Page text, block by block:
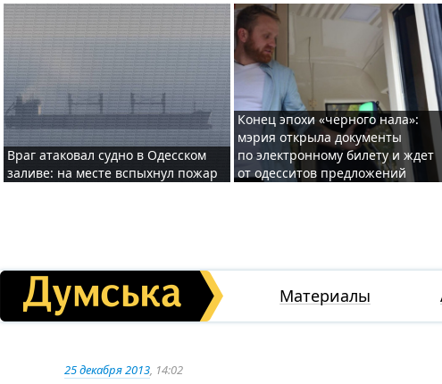
Враг атаковал судно в Одесском
заливе: на месте вспыхнул пожар
Конец эпохи «черного нала»:
мэрия открыла документы
по электронному билету и ждет
от одесситов предложений
Материалы
25 декабря 2013, 14:02